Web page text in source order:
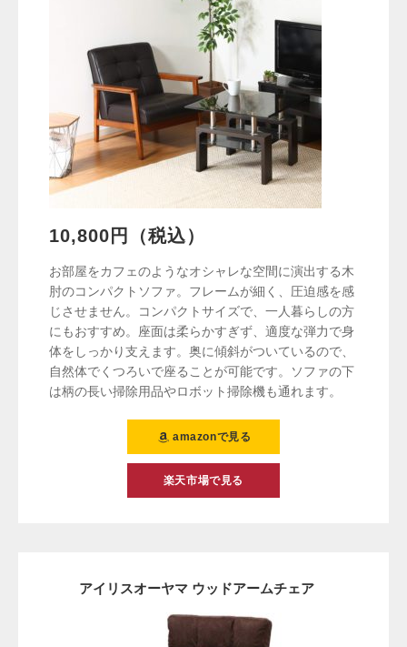
10,800円（税込）
お部屋をカフェのようなオシャレな空間に演出する木
肘のコンパクトソファ。フレームが細く、圧迫感を感
じさせません。コンパクトサイズで、一人暮らしの方
にもおすすめ。座面は柔らかすぎず、適度な弾力で身
体をしっかり支えます。奥に傾斜がついているので、
自然体でくつろいで座ることが可能です。ソファの下
は柄の長い掃除用品やロボット掃除機も通れます。
amazonで見る
楽天市場で見る
アイリスオーヤマ ウッドアームチェア